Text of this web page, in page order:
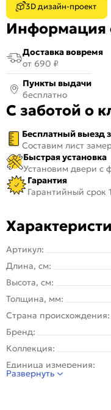
3D дизайн-проект
Информация
Доставка вовремя
от 690 ₽
Пункты выдачи
бесплатно
С заботой о
Бесплатный выезд
Составим лист
Быстрая установка
Установим двери с
Гарантия
Гарантийный срок
Артикул:
Длина, см:
Высота, см:
Толщина, мм:
Страна происхождения:
Бренд:
Коллекция:
Единица измерения:
Назначение:
Развернуть